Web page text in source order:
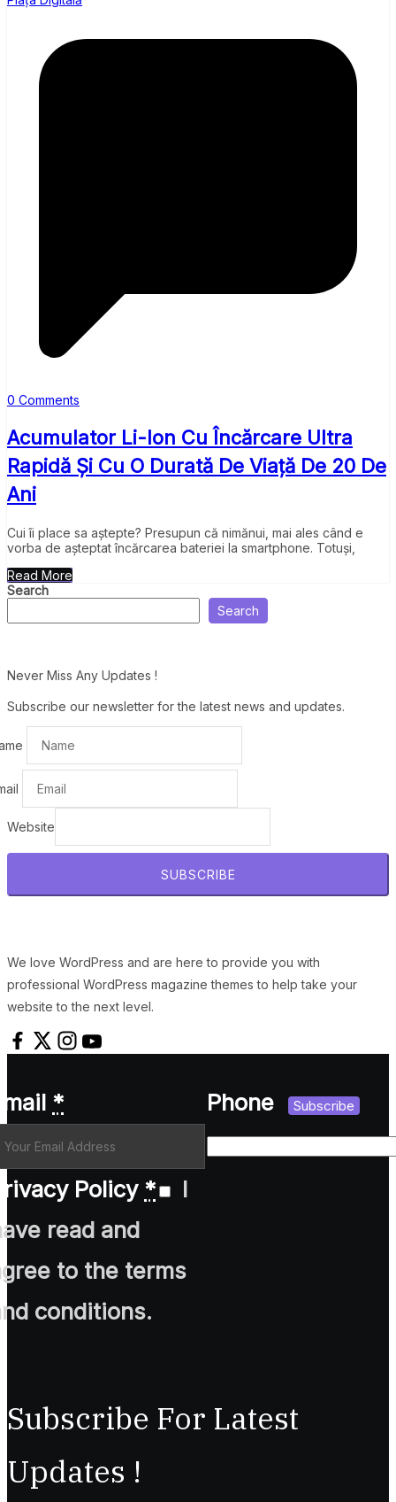
0 Comments
Acumulator Li-Ion Cu Încărcare Ultra
Rapidă Și Cu O Durată De Viață De 20 De
Ani
Cui îi place sa aștepte? Presupun că nimănui, mai ales când e
vorba de așteptat încărcarea bateriei la smartphone. Totuși,
Read More
Search
Search
Never Miss Any Updates !
Subscribe our newsletter for the latest news and updates.
Website
SUBSCRIBE
We love WordPress and are here to provide you with
professional WordPress magazine themes to help take your
website to the next level.
*
Policy *
I
read and
to the terms
conditions.
Phone Subscribe
Subscribe For Latest
Updates !